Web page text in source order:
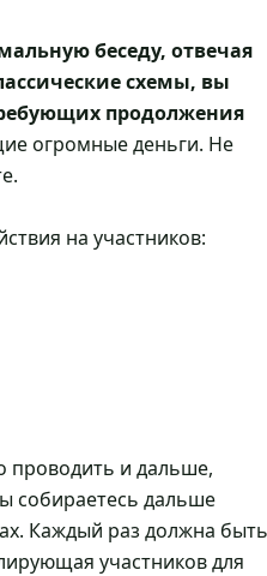
беседу, отвечая
схемы, вы
продолжения
огромные деньги. Не
на участников:
проводить и дальше,
собираетесь дальше
Каждый раз должна быть
участников для